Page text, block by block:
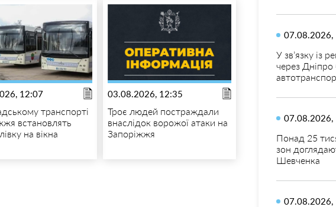
12:07
транспорті
встановлять
на вікна
03.08.2026, 12:35
Троє людей постраждали
внаслідок ворожої атаки на
Запоріжжя
07.08.2026,
У зв’язку із
через Дніпро
07.08.2026,
Понад 25
зон
Шевченка
07.08.2026,